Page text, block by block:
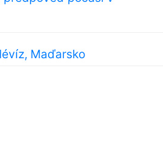
Maďarsko